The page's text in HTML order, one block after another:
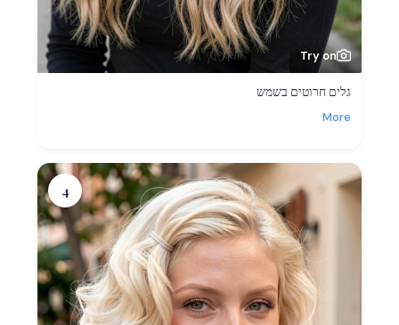
Try on
גלים חרוטים בשמש
More
4